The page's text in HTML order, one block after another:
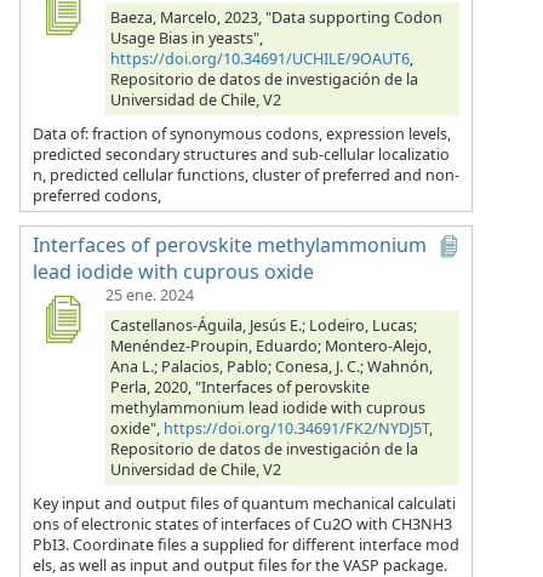
Baeza, Marcelo, 2023, "Data supporting Codon
Usage Bias in yeasts",
https://doi.org/10.34691/UCHILE/9OAUT6,
Repositorio de datos de investigación de la
Universidad de Chile, V2
Data of: fraction of synonymous codons, expression levels,
predicted secondary structures and sub-cellular localizatio
n, predicted cellular functions, cluster of preferred and non-
preferred codons,
Interfaces of perovskite methylammonium
lead iodide with cuprous oxide
25 ene. 2024
Castellanos-Águila, Jesús E.; Lodeiro, Lucas;
Menéndez-Proupin, Eduardo; Montero-Alejo,
Ana L.; Palacios, Pablo; Conesa, J. C.; Wahnón,
Perla, 2020, "Interfaces of perovskite
methylammonium lead iodide with cuprous
oxide", https://doi.org/10.34691/FK2/NYDJ5T,
Repositorio de datos de investigación de la
Universidad de Chile, V2
Key input and output files of quantum mechanical calculati
ons of electronic states of interfaces of Cu2O with CH3NH3
PbI3. Coordinate files a supplied for different interface mod
els, as well as input and output files for the VASP package.